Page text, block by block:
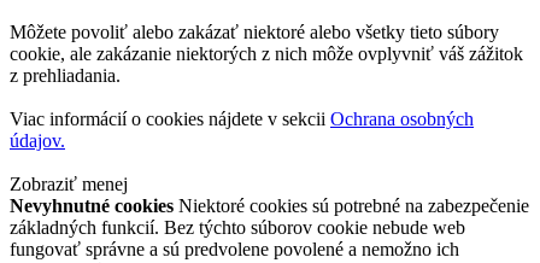
Môžete povoliť alebo zakázať niektoré alebo všetky tieto súbory
cookie, ale zakázanie niektorých z nich môže ovplyvniť váš zážitok
z prehliadania.
Viac informácií o cookies nájdete v sekcii Ochrana osobných
údajov.
Zobraziť menej
Nevyhnutné cookies Niektoré cookies sú potrebné na zabezpečenie
základných funkcií. Bez týchto súborov cookie nebude web
fungovať správne a sú predvolene povolené a nemožno ich